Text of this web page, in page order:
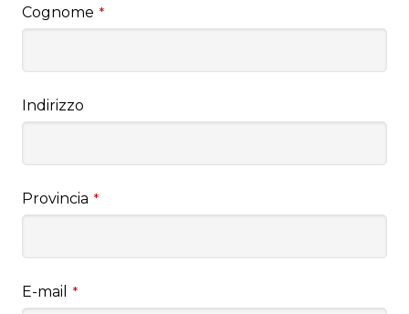
Cognome *
Indirizzo
Provincia *
E-mail *